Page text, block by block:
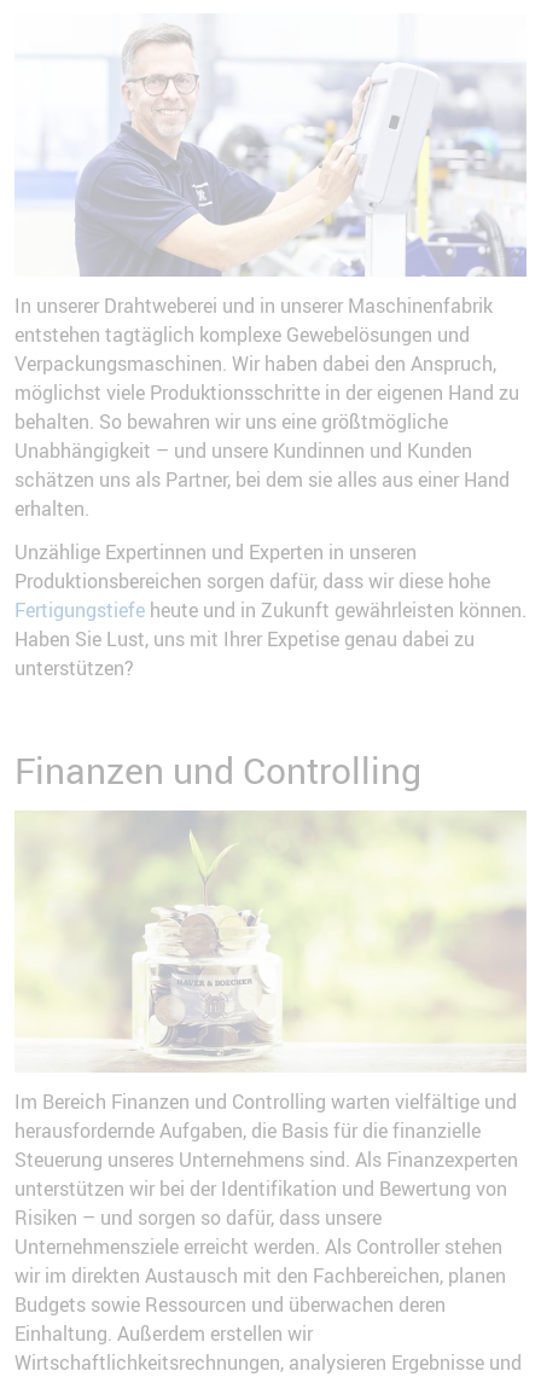
In unserer Drahtweberei und in unserer Maschinenfabrik
entstehen tagtäglich komplexe Gewebelösungen und
Verpackungsmaschinen. Wir haben dabei den Anspruch,
möglichst viele Produktionsschritte in der eigenen Hand zu
behalten. So bewahren wir uns eine größtmögliche
Unabhängigkeit – und unsere Kundinnen und Kunden
schätzen uns als Partner, bei dem sie alles aus einer Hand
erhalten.
Unzählige Expertinnen und Experten in unseren
Produktionsbereichen sorgen dafür, dass wir diese hohe
Fertigungstiefe heute und in Zukunft gewährleisten können.
Haben Sie Lust, uns mit Ihrer Expetise genau dabei zu
unterstützen?
Finanzen und Controlling
Im Bereich Finanzen und Controlling warten vielfältige und
herausfordernde Aufgaben, die Basis für die finanzielle
Steuerung unseres Unternehmens sind. Als Finanzexperten
unterstützen wir bei der Identifikation und Bewertung von
Risiken – und sorgen so dafür, dass unsere
Unternehmensziele erreicht werden. Als Controller stehen
wir im direkten Austausch mit den Fachbereichen, planen
Budgets sowie Ressourcen und überwachen deren
Einhaltung. Außerdem erstellen wir
Wirtschaftlichkeitsrechnungen, analysieren Ergebnisse und